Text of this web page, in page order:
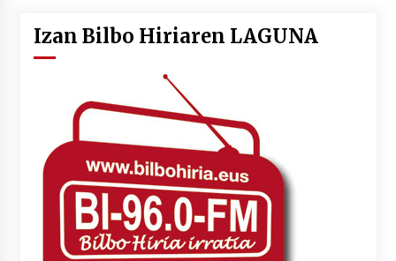
Izan Bilbo Hiriaren LAGUNA